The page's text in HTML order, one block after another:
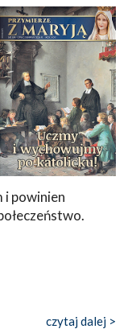
i powinien
czytaj dalej >